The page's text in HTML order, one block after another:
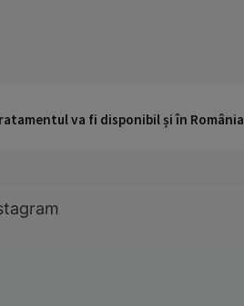
va fi disponibil și în România